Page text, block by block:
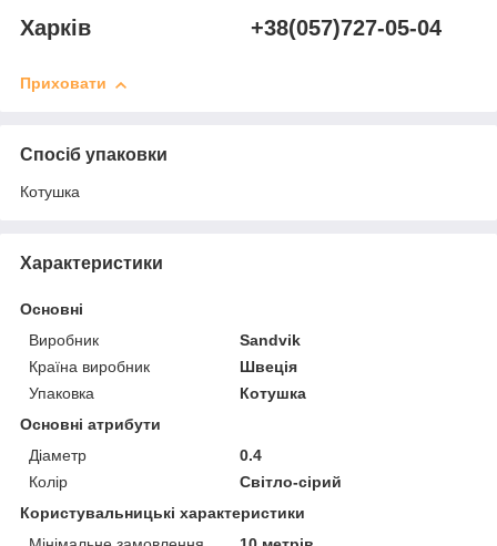
Харків +38(057)727-05-04
Приховати
Спосіб упаковки
Котушка
Характеристики
Основні
Виробник
Sandvik
Країна виробник
Швеція
Упаковка
Котушка
Основні атрибути
Діаметр
0.4
Колір
Світло-сірий
Користувальницькі характеристики